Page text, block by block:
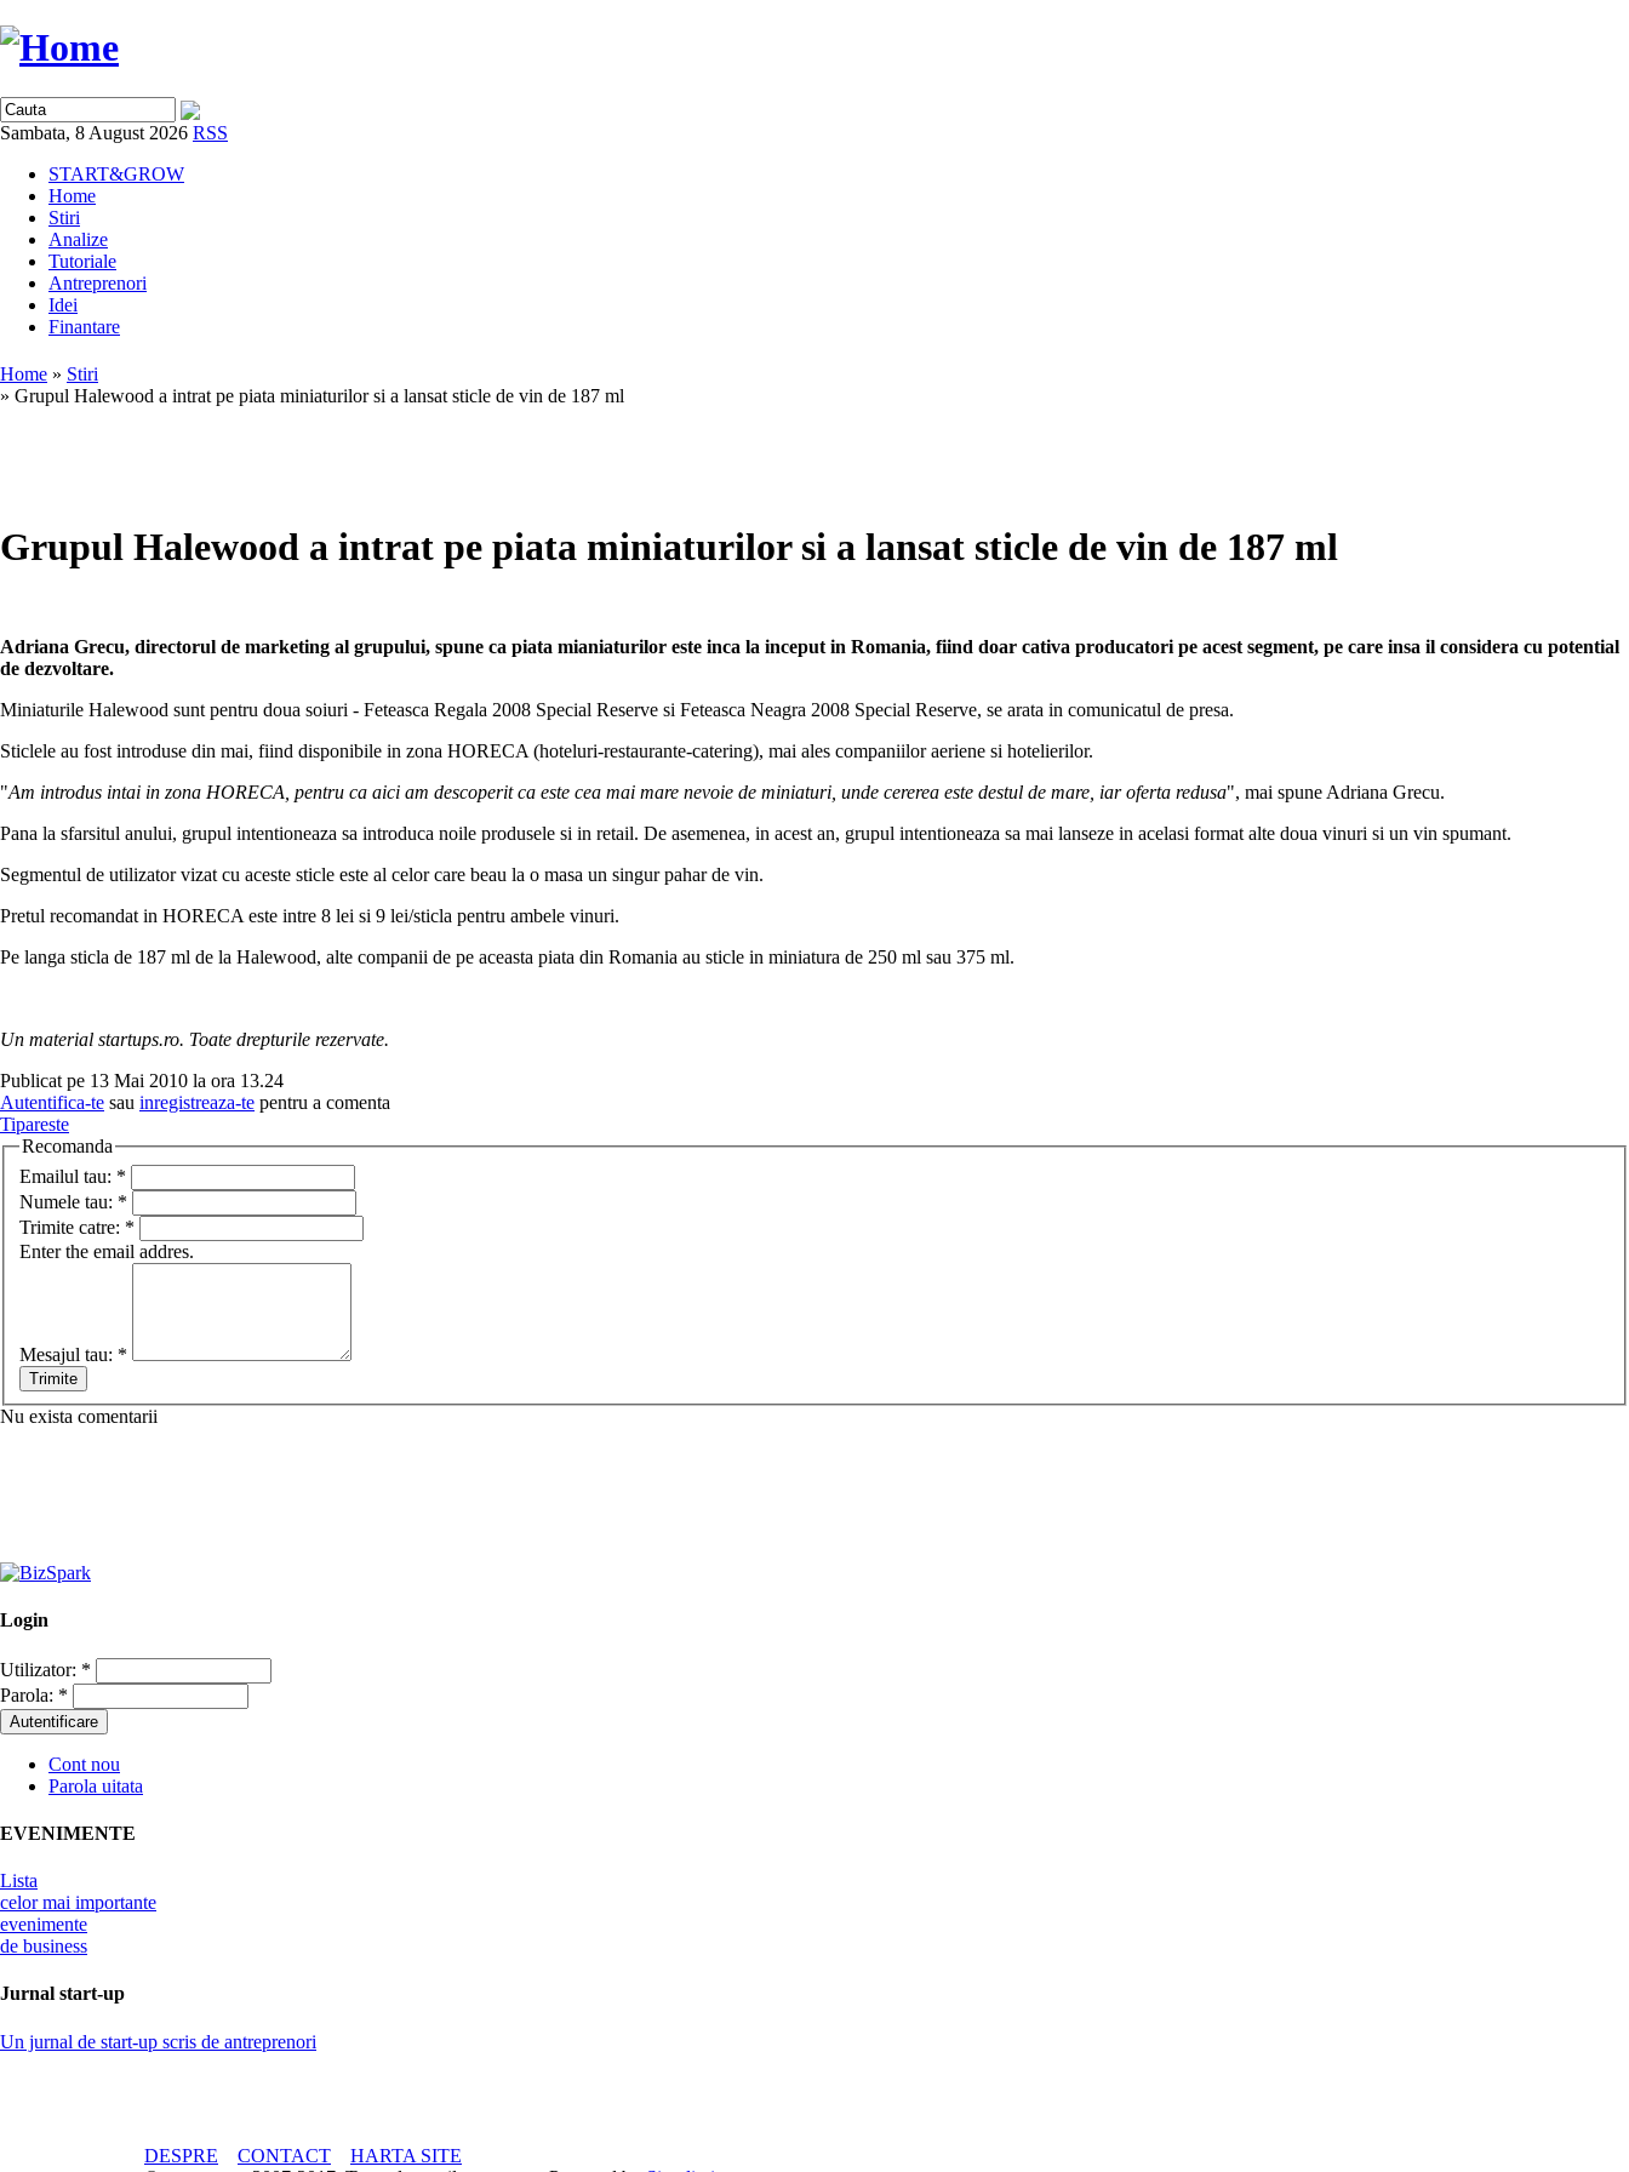
Sambata, 8 August 2026 RSS
START&GROW
Home
Stiri
Analize
Tutoriale
Antreprenori
Idei
Finantare
Home » Stiri
» Grupul Halewood a intrat pe piata miniaturilor si a lansat sticle de vin de 187 ml
Grupul Halewood a intrat pe piata miniaturilor si a lansat sticle de vin de 187 ml
Adriana Grecu, directorul de marketing al grupului, spune ca piata mianiaturilor este inca la inceput in Romania, fiind doar cativa producatori pe acest segment, pe care insa il considera cu potential
de dezvoltare.
Miniaturile Halewood sunt pentru doua soiuri - Feteasca Regala 2008 Special Reserve si Feteasca Neagra 2008 Special Reserve, se arata in comunicatul de presa.
Sticlele au fost introduse din mai, fiind disponibile in zona HORECA (hoteluri-restaurante-catering), mai ales companiilor aeriene si hotelierilor.
"Am introdus intai in zona HORECA, pentru ca aici am descoperit ca este cea mai mare nevoie de miniaturi, unde cererea este destul de mare, iar oferta redusa", mai spune Adriana Grecu.
Pana la sfarsitul anului, grupul intentioneaza sa introduca noile produsele si in retail. De asemenea, in acest an, grupul intentioneaza sa mai lanseze in acelasi format alte doua vinuri si un vin spumant.
Segmentul de utilizator vizat cu aceste sticle este al celor care beau la o masa un singur pahar de vin.
Pretul recomandat in HORECA este intre 8 lei si 9 lei/sticla pentru ambele vinuri.
Pe langa sticla de 187 ml de la Halewood, alte companii de pe aceasta piata din Romania au sticle in miniatura de 250 ml sau 375 ml.
Un material startups.ro. Toate drepturile rezervate.
Publicat pe 13 Mai 2010 la ora 13.24
Autentifica-te sau inregistreaza-te pentru a comenta
Tipareste
Recomanda
Emailul tau: *
Numele tau: *
Trimite catre: *
Enter the email addres.
Mesajul tau: *
Nu exista comentarii
Login
Utilizator: *
Parola: *
Cont nou
Parola uitata
EVENIMENTE
Lista
celor mai importante
evenimente
de business
Jurnal start-up
Un jurnal de start-up scris de antreprenori
DESPRE CONTACT
HARTA SITE